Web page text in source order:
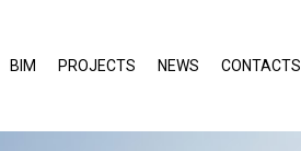
BIM PROJECTS NEWS CONTACTS